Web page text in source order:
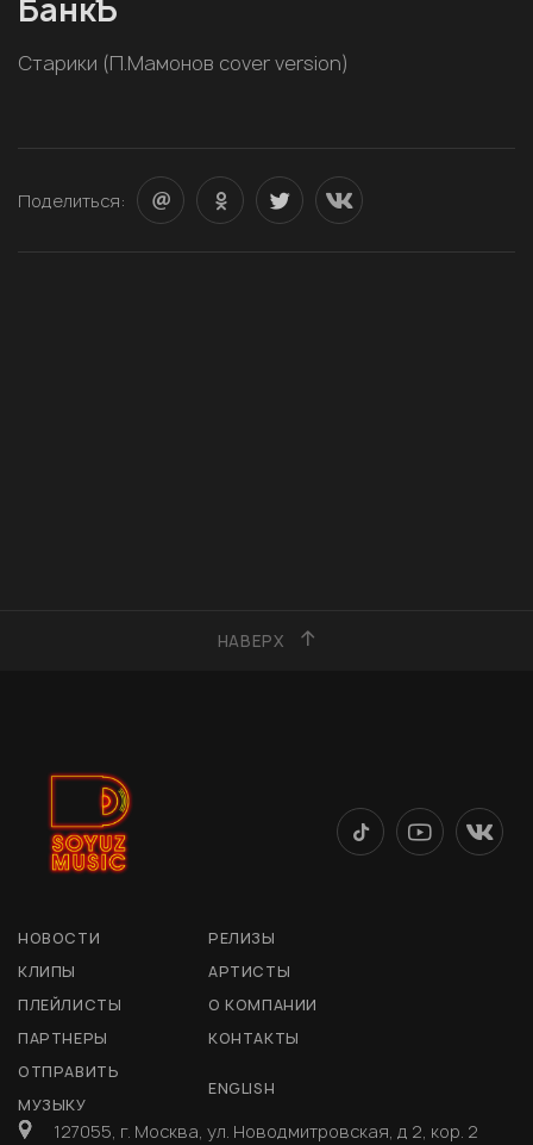
БанкЪ
Старики (П.Мамонов cover version)
Поделиться:
НАВЕРХ
НОВОСТИ
РЕЛИЗЫ
КЛИПЫ
АРТИСТЫ
ПЛЕЙЛИСТЫ
О КОМПАНИИ
ПАРТНЕРЫ
КОНТАКТЫ
ОТПРАВИТЬ
МУЗЫКУ
ENGLISH
127055, г. Москва, ул. Новодмитровская, д 2, кор. 2